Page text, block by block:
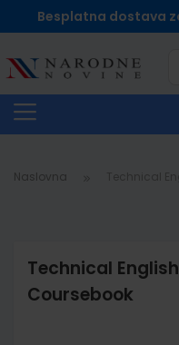
Besplatna dostava
Naslovna
Technical
Coursebook